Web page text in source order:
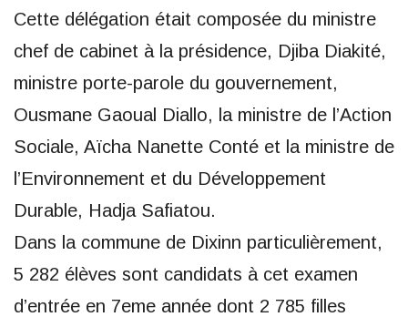
Cette délégation était composée du ministre
chef de cabinet à la présidence, Djiba Diakité,
ministre porte-parole du gouvernement,
Ousmane Gaoual Diallo, la ministre de l’Action
Sociale, Aïcha Nanette Conté et la ministre de
l’Environnement et du Développement
Durable, Hadja Safiatou.
Dans la commune de Dixinn particulièrement,
5 282 élèves sont candidats à cet examen
d’entrée en 7eme année dont 2 785 filles